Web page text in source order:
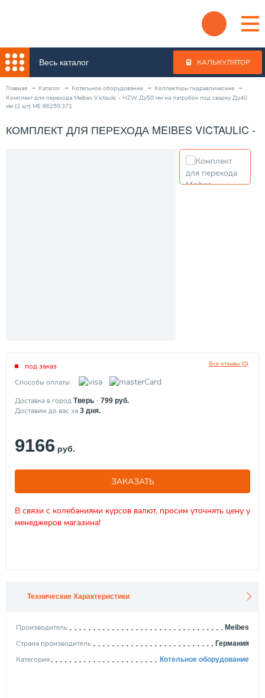
Весь каталог КАЛЬКУЛЯТОР
Главная Каталог Котельное оборудование
Коллекторы гидравлические
Комплект для перехода Meibes Victaulic - HZW Ду50 мм на патрубок под сварку Ду40
мм (2 шт) ME 66259.371
КОМПЛЕКТ ДЛЯ ПЕРЕХОДА MEIBES VICTAULIC
Все отзывы (0)
под заказ
Способы оплаты:
Доставка в город Тверь - 799 руб.
Доставим до вас за 3 дня.
9166 руб.
ЗАКАЗАТЬ
В связи с колебаниями курсов валют, просим уточнять цену у
менеджеров магазина!
Технические Характеристики
Производитель Meibes
Страна производитель Германия
Категория Котельное оборудование